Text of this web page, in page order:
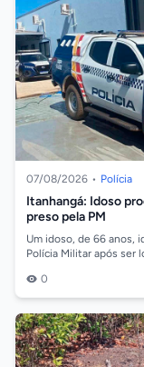
07/08/2026 • Polícia
Itanhangá: Idoso
preso pela PM
Um idoso, de 66 anos,
Polícia Militar após ser
0